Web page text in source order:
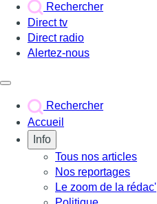
Rechercher
Direct tv
Direct radio
Alertez-nous
Rechercher
Accueil
Info
Tous nos articles
Nos reportages
Le zoom de la rédac'